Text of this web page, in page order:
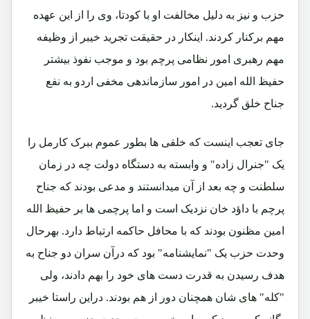
حزب و نیز به دلیل مخالفت او با کودتا، وی را از این عهده
مهم برکنار کردند. اینکار در حقیقت تجرید خیبر از وظیفه
مهم رهبری امور نظامی پرچم بود و موجب نفوذ بیشتر
حفیظ الله امین در امور سازماندهی مخفی اردو به نفع
جناح خلق گردید.
جای تعجب اینست که خلقی ها بطور عموم ببرک کارمل را
یک "جنرال زاده" و وابسته به دستگاه دولت چه در زمان
سلطنت و چه بعد از آن میدانستند و مدعی بودند که جناح
پرچم با داؤد خان نزدیک است و اما پرچمی ها بر حفیظ الله
امین مظنون بودند که با محافل حاکمه ارتباط دارد. بهرحال
وحدت حزب یک "نمایشنامه" بود که درآن سران دو جناح به
هدف رسیدن به قدرت دست های خود را بهم دادند، ولی
"کله" های شان همچنان دور از هم بودند. دراین راستا خیبر